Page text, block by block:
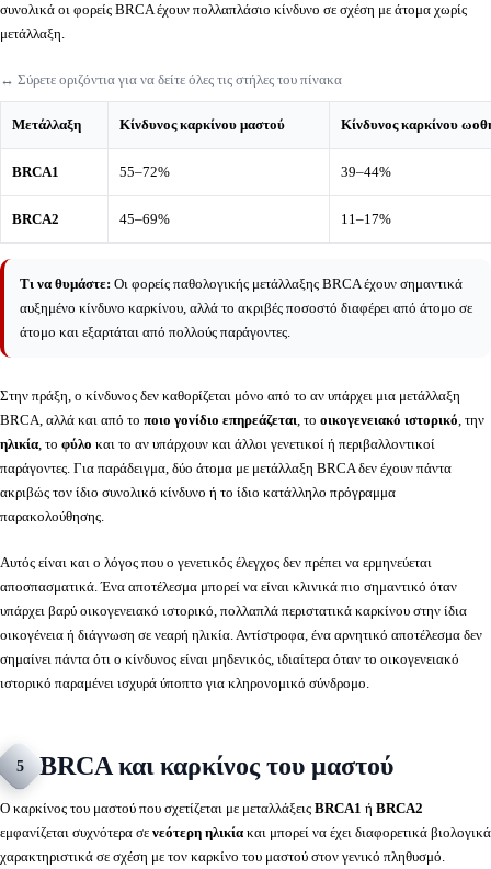
συνολικά οι φορείς BRCA έχουν πολλαπλάσιο κίνδυνο σε σχέση με άτομα χωρίς
μετάλλαξη.
↔️ Σύρετε οριζόντια για να δείτε όλες τις στήλες του πίνακα
Μετάλλαξη Κίνδυνος καρκίνου μαστού Κίνδυνος καρκίνου
BRCA1 55–72% 39–44%
BRCA2 45–69% 11–17%
Τι να θυμάστε: Οι φορείς παθολογικής μετάλλαξης BRCA έχουν σημαντικά
αυξημένο κίνδυνο καρκίνου, αλλά το ακριβές ποσοστό διαφέρει από άτομο σε
άτομο και εξαρτάται από πολλούς παράγοντες.
Στην πράξη, ο κίνδυνος δεν καθορίζεται μόνο από το αν υπάρχει μια μετάλλαξη
BRCA, αλλά και από το ποιο γονίδιο επηρεάζεται, το οικογενειακό ιστορικό, την
ηλικία, το φύλο και το αν υπάρχουν και άλλοι γενετικοί ή περιβαλλοντικοί
παράγοντες. Για παράδειγμα, δύο άτομα με μετάλλαξη BRCA δεν έχουν πάντα
ακριβώς τον ίδιο συνολικό κίνδυνο ή το ίδιο κατάλληλο πρόγραμμα
παρακολούθησης.
Αυτός είναι και ο λόγος που ο γενετικός έλεγχος δεν πρέπει να ερμηνεύεται
αποσπασματικά. Ένα αποτέλεσμα μπορεί να είναι κλινικά πιο σημαντικό όταν
υπάρχει βαρύ οικογενειακό ιστορικό, πολλαπλά περιστατικά καρκίνου στην ίδια
οικογένεια ή διάγνωση σε νεαρή ηλικία. Αντίστροφα, ένα αρνητικό αποτέλεσμα δεν
σημαίνει πάντα ότι ο κίνδυνος είναι μηδενικός, ιδιαίτερα όταν το οικογενειακό
ιστορικό παραμένει ισχυρά ύποπτο για κληρονομικό σύνδρομο.
5 BRCA και καρκίνος του μαστού
Ο καρκίνος του μαστού που σχετίζεται με μεταλλάξεις BRCA1 ή BRCA2
εμφανίζεται συχνότερα σε νεότερη ηλικία και μπορεί να έχει διαφορετικά βιολογικά
χαρακτηριστικά σε σχέση με τον καρκίνο του μαστού στον γενικό πληθυσμό.